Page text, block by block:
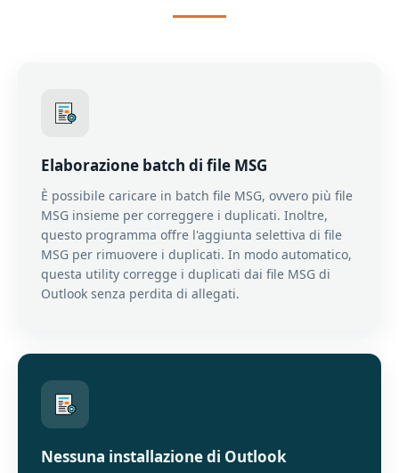
Elaborazione batch di file MSG
È possibile caricare in batch file MSG, ovvero più file
MSG insieme per correggere i duplicati. Inoltre,
questo programma offre l'aggiunta selettiva di file
MSG per rimuovere i duplicati. In modo automatico,
questa utility corregge i duplicati dai file MSG di
Outlook senza perdita di allegati.
Nessuna installazione di Outlook